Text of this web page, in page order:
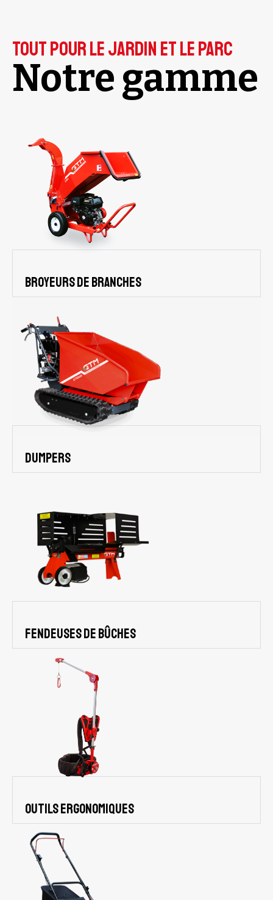
Tout pour le jardin et le parc
Notre gamme
Broyeurs de branches
Dumpers
Fendeuses de bûches
Outils ergonomiques